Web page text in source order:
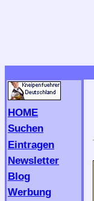
HOME
Suchen
Eintragen
Newsletter
Blog
Werbung